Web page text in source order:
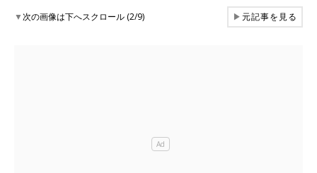
▼次の画像は下へスクロール (2/9) ▶元記事を見る